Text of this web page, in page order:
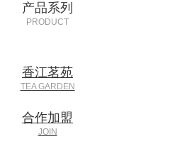
产品系列
香江茗苑
合作加盟